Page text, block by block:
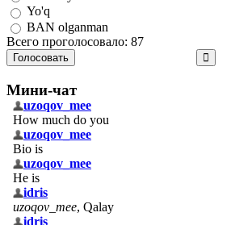
Yo'q
BAN olganman
Всего проголосовало: 87
Голосовать
Мини-чат